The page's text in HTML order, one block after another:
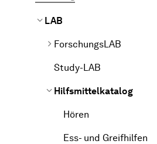
LAB
ForschungsLAB
Study-LAB
Hilfsmittelkatalog
Hören
Ess- und Greifhilfen